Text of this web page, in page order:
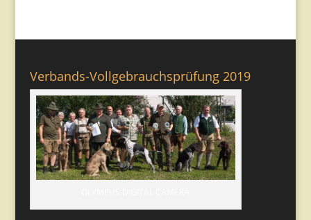
Verbands-Vollgebrauchsprüfung 2019